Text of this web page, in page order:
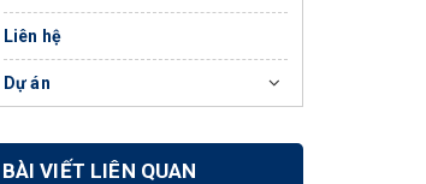
Liên hệ
Dự án
BÀI VIẾT LIÊN QUAN